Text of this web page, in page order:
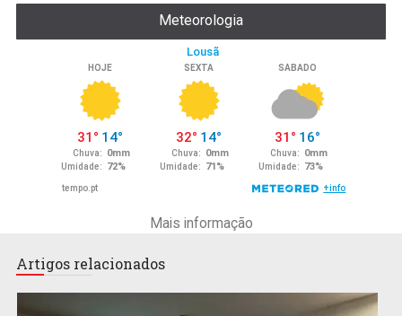
Meteorologia
Mais informação
Artigos relacionados